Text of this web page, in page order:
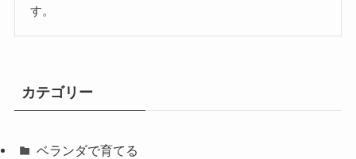
す。
カテゴリー
ベランダで育てる